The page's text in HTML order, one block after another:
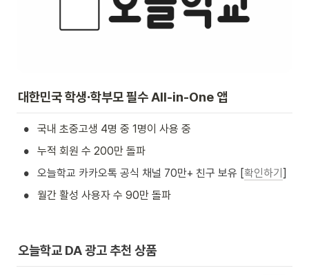
대한민국 학생∙학부모 필수 All-in-One 앱
• 국내 초중고생 4명 중 1명이 사용 중
• 누적 회원 수 200만 돌파
• 오늘학교 카카오톡 공식 채널 70만+ 친구 보유 [확인하기 ]
• 월간 활성 사용자 수 90만 돌파
오늘학교 DA 광고 추천 상품